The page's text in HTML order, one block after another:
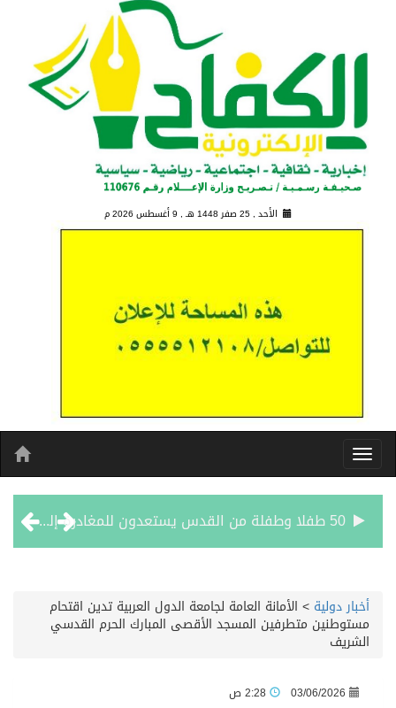
الأحد , 25 صفر 1448 هـ , 9 أغسطس 2026 م
50 طفلا وطفلة من القدس يستعدون للمغادرة إلى المغرب للمشاركة في المخيم الصيفي السنوي
الطريجى يبارك التقارب السعودى الباكستاني التركى
مشوار العمر يبدا من لبنان
أخبار دولية > الأمانة العامة لجامعة الدول العربية تدين اقتحام
مستوطنين متطرفين المسجد الأقصى المبارك الحرم القدسي
الشريف
03/06/2026